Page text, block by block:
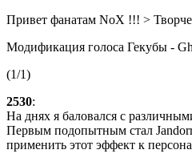
Привет фанатам NoX !!! >
Модификация голоса Гекубы -
(1/1)
2530:
На днях я баловался с
Первым подопытным стал
применить этот эффект к